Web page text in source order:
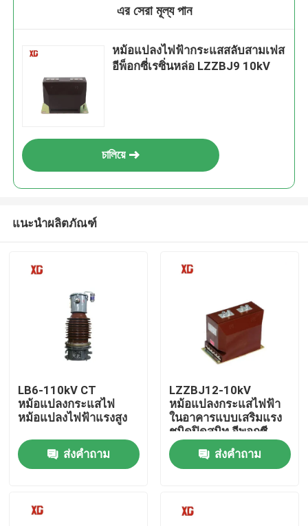
บ้าน
สินค้า
এর সেরা মূল্য পান
หม้อแปลงไฟฟ้ากระแสสลับสามเฟส
อีพ็อกซี่เรซิ่นหล่อ LZZBJ9 10kV
চালিয়ে
แนะนำผลิตภัณฑ์
LB6-110kV CT
หม้อแปลงกระแสไฟ
หม้อแปลงไฟฟ้าแรงสูง
ส่งคำถาม
LZZBJ12-10kV
หม้อแปลงกระแสไฟฟ้า
ในอาคารแบบเสริมแรง
ชนิดปิดสนิท อีพอกซี
เรซินหล่อ
ส่งคำถาม